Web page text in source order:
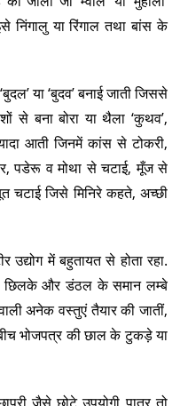
निंगालु या रिंगाल तथा बांस के
या ‘बुदव’ बनाई जाती जिससे
से बना बोरा या थैला ‘कुथव’,
आती जिनमें कांस से टोकरी,
पडेरू व मोथा से चटाई, मूँज से
चटाई जिसे मिनिरे कहते, अच्छी
में बहुतायत से होता रहा.
छिलके और डंठल के समान लम्बे
अनेक वस्तुएं तैयार की जातीं,
भोजपत्र की छाल के टुकड़े या
जैसे छोटे उपयोगी पात्र तो